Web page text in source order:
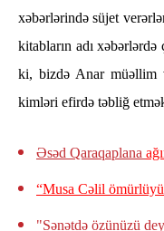
xəbərlərində süjet
kitabların adı
ki, bizdə Anar müəllim
kimləri efirdə təbliğ
Əsəd Qaraqaplana
“Musa Cəlil
"Sənətdə özünüzü